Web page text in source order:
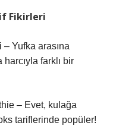
Fikirleri
Yufka arasına
farklı bir
– Evet, kulağa
tariflerinde popüler!